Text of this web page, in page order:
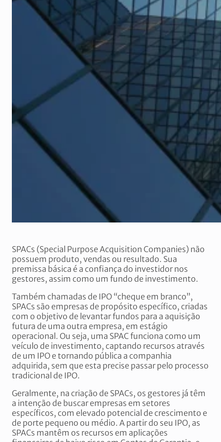
SPACs (Special Purpose Acquisition Companies) não
possuem produto, vendas ou resultado. Sua
premissa básica é a confiança do investidor nos
gestores, assim como um fundo de investimento.
Também chamadas de IPO “cheque em branco”,
SPACs são empresas de propósito específico, criadas
com o objetivo de levantar fundos para a aquisição
futura de uma outra empresa, em estágio
operacional. Ou seja, uma SPAC funciona como um
veículo de investimento, captando recursos através
de um IPO e tornando pública a companhia
adquirida, sem que esta precise passar pelo processo
tradicional de IPO.
Geralmente, na criação de SPACs, os gestores já têm
a intenção de buscar empresas em setores
específicos, com elevado potencial de crescimento e
de porte pequeno ou médio. A partir do seu IPO, as
SPACs mantêm os recursos em aplicações